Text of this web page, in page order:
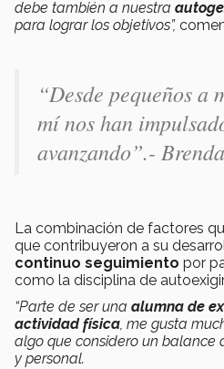
debe también a nuestra
para lograr los objetivos”,
“Desde pequeños a
mí nos han
avanzando”.-
La combinación de factores
que contribuyeron a su
continuo seguimiento por
como la disciplina de
“Parte de ser una alumna de
actividad física, me gusta
algo que considero un balance
y personal.